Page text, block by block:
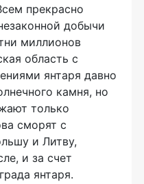
прекрасно
добычи
миллионов
область с
янтаря давно
камня, но
только
сморят с
и Литву,
и за счет
янтаря.